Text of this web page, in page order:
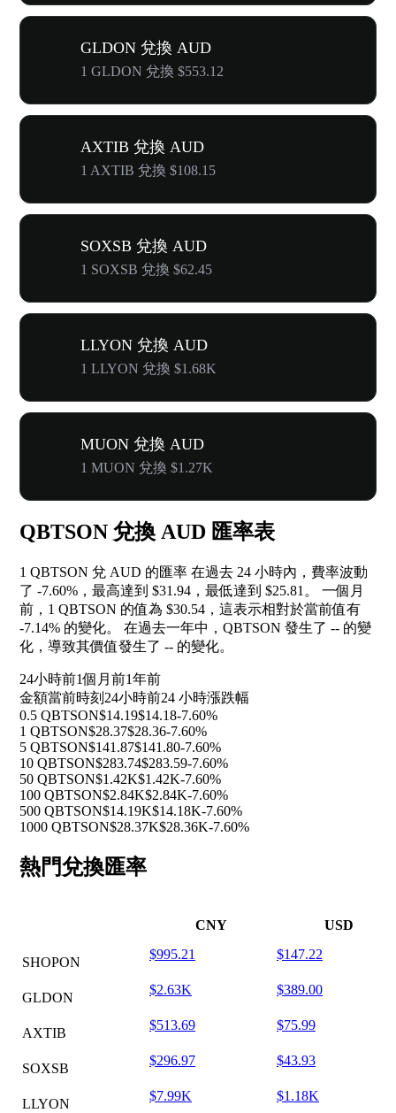
GLDON 兌換 AUD
1 GLDON 兌換 $553.12
AXTIB 兌換 AUD
1 AXTIB 兌換 $108.15
SOXSB 兌換 AUD
1 SOXSB 兌換 $62.45
LLYON 兌換 AUD
1 LLYON 兌換 $1.68K
MUON 兌換 AUD
1 MUON 兌換 $1.27K
QBTSON 兌換 AUD 匯率表
1 QBTSON 兌 AUD 的匯率 在過去 24 小時內，費率波動
了 -7.60% ，最高達到 $31.94，最低達到 $25.81。 一個月
前，1 QBTSON 的值為 $30.54，這表示相對於當前值有
-7.14% 的變化。 在過去一年中，QBTSON 發生了 -- 的變
化，導致其價值發生了 -- 的變化。
24小時前1個月前1年前
金額當前時刻 24小時前24 小時漲跌幅
0.5 QBTSON$14.19$14.18-7.60%
1 QBTSON$28.37$28.36-7.60%
5 QBTSON$141.87$141.80-7.60%
10 QBTSON$283.74$283.59-7.60%
50 QBTSON$1.42K$1.42K-7.60%
100 QBTSON$2.84K$2.84K-7.60%
500 QBTSON$14.19K$14.18K-7.60%
1000 QBTSON$28.37K$28.36K-7.60%
熱門兌換匯率
CNY USD
SHOPON
$995.21 $147.22
GLDON
$2.63K $389.00
AXTIB
$513.69 $75.99
SOXSB
$296.97 $43.93
LLYON
$7.99K $1.18K